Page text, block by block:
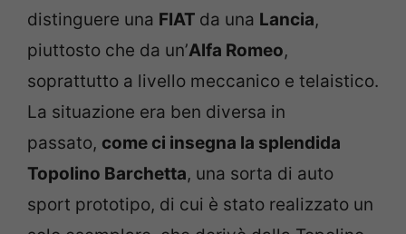
distinguere una FIAT da una Lancia,
piuttosto che da un’Alfa Romeo,
soprattutto a livello meccanico e telaistico.
La situazione era ben diversa in
passato, come ci insegna la splendida
Topolino Barchetta, una sorta di auto
sport prototipo, di cui è stato realizzato un